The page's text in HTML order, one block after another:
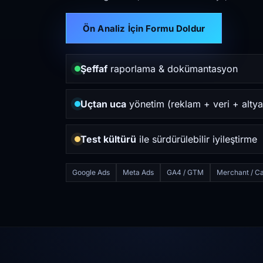
Ön Analiz İçin Formu Doldur
Şeffafraporlama & dokümantasyon
Uçtan uca yönetim (reklam + veri +
Test kültürü ile sürdürülebilir iyileştirme
Google Ads Meta Ads GA4 / GTM Merchant /